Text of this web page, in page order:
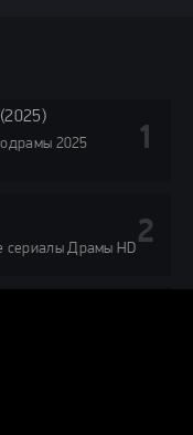
Зарубежные Лучшие Турецкие сериалы Драмы HD